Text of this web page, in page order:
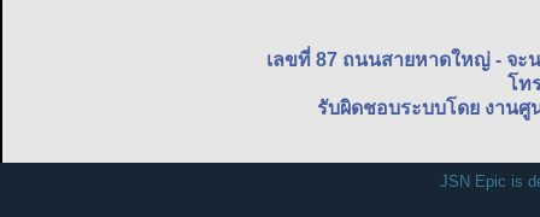
เลขที่ 87 ถนนสายหาดใหญ่ - จ
โท
รับผิดชอบระบบโดย งาน
JSN Epic is